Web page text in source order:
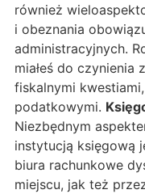
również
i obeznania
administracyjnych.
miałeś do czynienia
fiskalnymi
podatkowymi.
Niezbędnym
instytucją księgową
biura rachunkowe
miejscu, jak też